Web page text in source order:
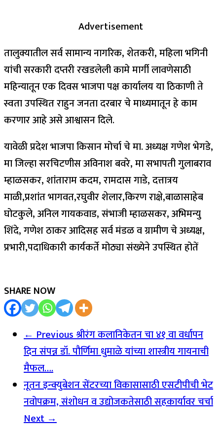
Advertisement
तालुक्यातील सर्व सामान्य नागरिक, शेतकरी, महिला भगिनी
यांची सरकारी दप्तरी रखडलेली कामे मार्गी लावणेसाठी
महिन्यातून एक दिवस भाजपा पक्ष कार्यालय या ठिकाणी ते
स्वता उपस्थित राहुन जनता दरबार चे माध्यमातून हे काम
करणार आहे असे आश्वासन दिले.
यावेळी प्रदेश भाजपा किसान मोर्चा चे मा. अध्यक्ष गणेश भेगडे,
मा जिल्हा सरचिटणीस अविनाश बवरे, मा सभापती गुलाबराव
म्हाळसकर, शांताराम कदम, रामदास गाडे, दत्तात्रय
माळी,प्रशांत भागवत,रघुवीर शेलार,किरण राक्षे,बाळासाहेब
घोटकुले, अनिल गायकवाड, संभाजी म्हाळसकर, अभिमन्यु
शिंदे, गणेश ठाकर आदिसह सर्व मंडळ व ग्रामीण चे अध्यक्ष,
प्रभारी,पदाधिकारी कार्यकर्ते मोठ्या संख्येने उपस्थित होतें
SHARE NOW
← Previousश्रीरंग कलानिकेतन चा ४१ वा वर्धापन
दिन संपन्न डॉ. पौर्णिमा धुमाळे यांच्या शास्त्रीय गायनाची
मैफल….
नूतन इन्क्युबेशन सेंटरच्या विकासासाठी एसटीपीची भेट
नवोपक्रम, संशोधन व उद्योजकतेसाठी सहकार्यावर चर्चा
Next →